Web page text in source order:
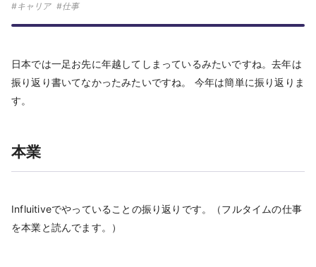
キャリア 仕事
日本では一足お先に年越してしまっているみたいですね。去年は
振り返り書いてなかったみたいですね。 今年は簡単に振り返りま
す。
本業
Influitiveでやっていることの振り返りです。（フルタイムの仕事
を本業と読んでます。）